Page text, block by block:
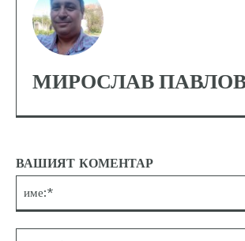
МИРОСЛАВ
ВАШИЯТ КОМЕНТАР